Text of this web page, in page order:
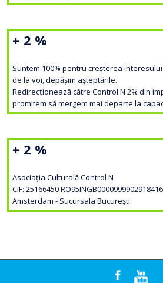
+ 2 %
Suntem 100% pentru creșterea
de la voi, depășim așteptările.
Redirecționează către Control N 2% din
promitem să mergem mai departe la
+ 2 %
Asociația Culturală Control N
CIF: 25166450
Amsterdam - Sucursala București